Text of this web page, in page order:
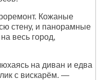
Кожаные
стену, и панорамные
весь город,
на диван и едва
с вискарём. —